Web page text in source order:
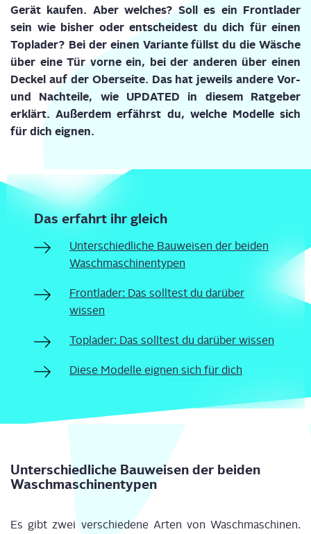
Gerät kau­fen. Aber wel­ches? Soll es ein Front­la­der
sein wie bis­her oder ent­schei­dest du dich für einen
Top­la­der? Bei der einen Vari­an­te füllst du die Wäsche
über eine Tür vor­ne ein, bei der ande­ren über einen
Deckel auf der Ober­sei­te. Das hat jeweils ande­re Vor-
und Nach­tei­le, wie UPDATED in die­sem Rat­ge­ber
erklärt. Außer­dem erfährst du, wel­che Model­le sich
für dich eignen.
Das erfahrt ihr gleich
Unter­schied­li­che Bau­wei­sen der bei­den
Waschmaschinentypen
Front­la­der: Das soll­test du dar­über
wissen
Top­la­der: Das soll­test du dar­über wissen
Die­se Model­le eig­nen sich für dich
Unter­schied­li­che Bau­wei­sen der bei­den
Waschmaschinentypen
Es gibt zwei ver­schie­de­ne Arten von Wasch­ma­schi­nen.